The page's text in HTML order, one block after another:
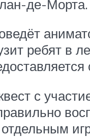
де-Морта.
ребят в
с